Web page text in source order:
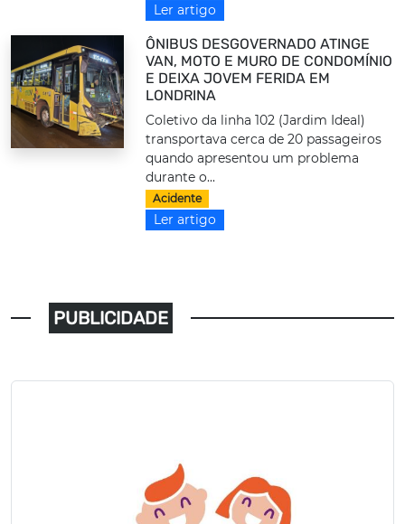
Ler artigo
ÔNIBUS DESGOVERNADO ATINGE
VAN, MOTO E MURO DE CONDOMÍNIO
E DEIXA JOVEM FERIDA EM
LONDRINA
Coletivo da linha 102 (Jardim Ideal)
transportava cerca de 20 passageiros
quando apresentou um problema
durante o...
Acidente
Ler artigo
PUBLICIDADE